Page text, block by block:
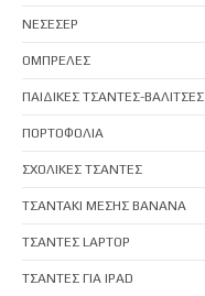
ΝΕΣΕΣΕΡ
ΟΜΠΡΕΛΕΣ
ΠΑΙΔΙΚΕΣ ΤΣΑΝΤΕΣ-ΒΑΛΙΤΣΕΣ
ΠΟΡΤΟΦΟΛΙΑ
ΣΧΟΛΙΚΕΣ ΤΣΑΝΤΕΣ
ΤΣΑΝΤΑΚΙ ΜΕΣΗΣ BANANA
ΤΣΑΝΤΕΣ LAPTOP
ΤΣΑΝΤΕΣ ΓΙΑ IPAD